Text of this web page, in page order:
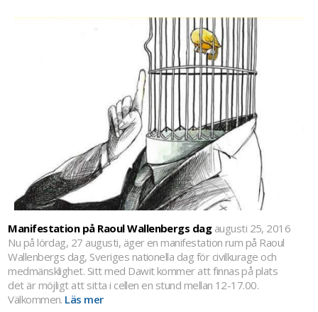
Manifestation på Raoul Wallenbergs dag augusti 25, 2016
Nu på lördag, 27 augusti, äger en manifestation rum på Raoul
Wallenbergs dag, Sveriges nationella dag för civilkurage och
medmänsklighet. Sitt med Dawit kommer att finnas på plats
det är möjligt att sitta i cellen en stund mellan 12-17.00.
Välkommen. Läs mer